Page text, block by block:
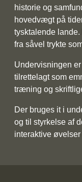
historie og
hovedvægt på
tysktalende
fra såvel trykte
Undervisningen
tilrettelagt som
træning og
Der bruges it i
og til styrkelse af
interaktive